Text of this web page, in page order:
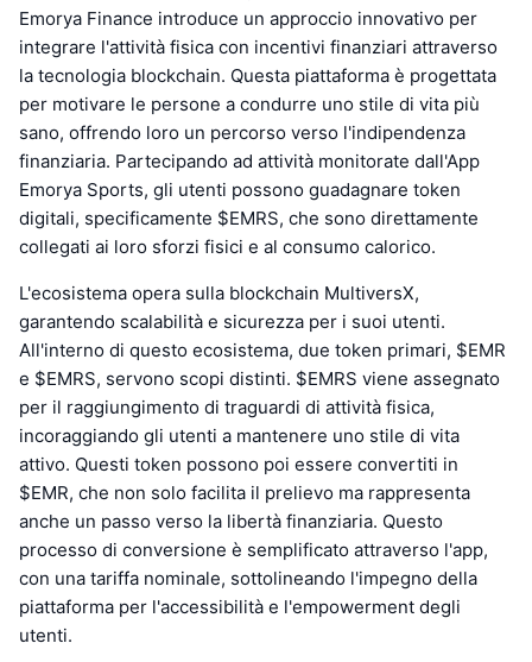
Emorya Finance introduce un approccio innovativo per
integrare l'attività fisica con incentivi finanziari attraverso
la tecnologia blockchain. Questa piattaforma è progettata
per motivare le persone a condurre uno stile di vita più
sano, offrendo loro un percorso verso l'indipendenza
finanziaria. Partecipando ad attività monitorate dall'App
Emorya Sports, gli utenti possono guadagnare token
digitali, specificamente $EMRS, che sono direttamente
collegati ai loro sforzi fisici e al consumo calorico.
L'ecosistema opera sulla blockchain MultiversX,
garantendo scalabilità e sicurezza per i suoi utenti.
All'interno di questo ecosistema, due token primari, $EMR
e $EMRS, servono scopi distinti. $EMRS viene assegnato
per il raggiungimento di traguardi di attività fisica,
incoraggiando gli utenti a mantenere uno stile di vita
attivo. Questi token possono poi essere convertiti in
$EMR, che non solo facilita il prelievo ma rappresenta
anche un passo verso la libertà finanziaria. Questo
processo di conversione è semplificato attraverso l'app,
con una tariffa nominale, sottolineando l'impegno della
piattaforma per l'accessibilità e l'empowerment degli
utenti.